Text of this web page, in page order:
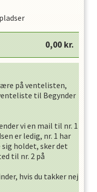
pladser
0,00 kr.
på ventelisten,
til Begynder
vi en mail til nr. 1
er ledig, nr. 1 har
holdet, sker det
til nr. 2 på
hvis du takker nej